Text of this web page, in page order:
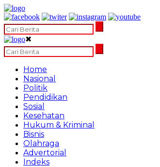
✖
Home
Nasional
Politik
Pendidikan
Sosial
Kesehatan
Hukum & Kriminal
Bisnis
Olahraga
Advertorial
Indeks